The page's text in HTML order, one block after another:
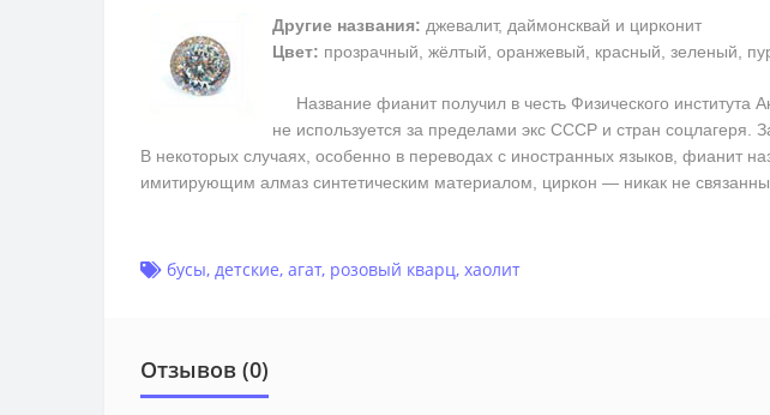
Другие названия: джевалит, даймонсквай и цирконит
Цвет: прозрачный, жёлтый, оранжевый, красный, зеленый,
Название фианит получил в честь Физического института
не используется за пределами экс СССР и стран
В некоторых случаях, особенно в переводах с иностранных языков, фианит
имитирующим алмаз синтетическим материалом, циркон — никак не
бусы, детские, агат, розовый кварц, хаолит
Отзывов (0)